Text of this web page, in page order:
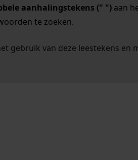
aanhalingstekens (" ")aan
te zoeken.
gebruik van deze leestekens en